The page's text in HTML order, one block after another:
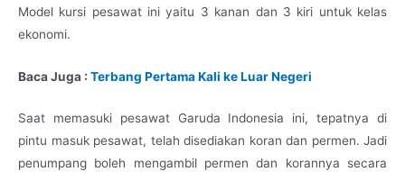
Model kursi pesawat ini yaitu 3 kanan dan 3 kiri untuk kelas
ekonomi.
Baca Juga : Terbang Pertama Kali ke Luar Negeri
Saat memasuki pesawat Garuda Indonesia ini, tepatnya di
pintu masuk pesawat, telah disediakan koran dan permen. Jadi
penumpang boleh mengambil permen dan korannya secara